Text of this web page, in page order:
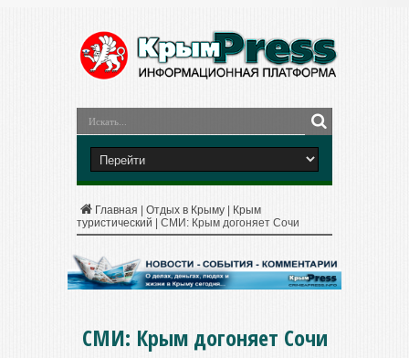
Главная Отдых в Крыму
Крым
туристический
СМИ: Крым догоняет Сочи
СМИ: Крым догоняет Сочи